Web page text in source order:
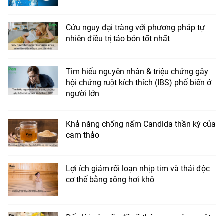
Cứu nguy đại tràng với phương pháp tự
nhiên điều trị táo bón tốt nhất
Tìm hiểu nguyên nhân & triệu chứng gây
hội chứng ruột kích thích (IBS) phổ biến ở
người lớn
Khả năng chống nấm Candida thần kỳ của
cam thảo
Lợi ích giảm rối loạn nhịp tim và thải độc
cơ thể bằng xông hơi khô